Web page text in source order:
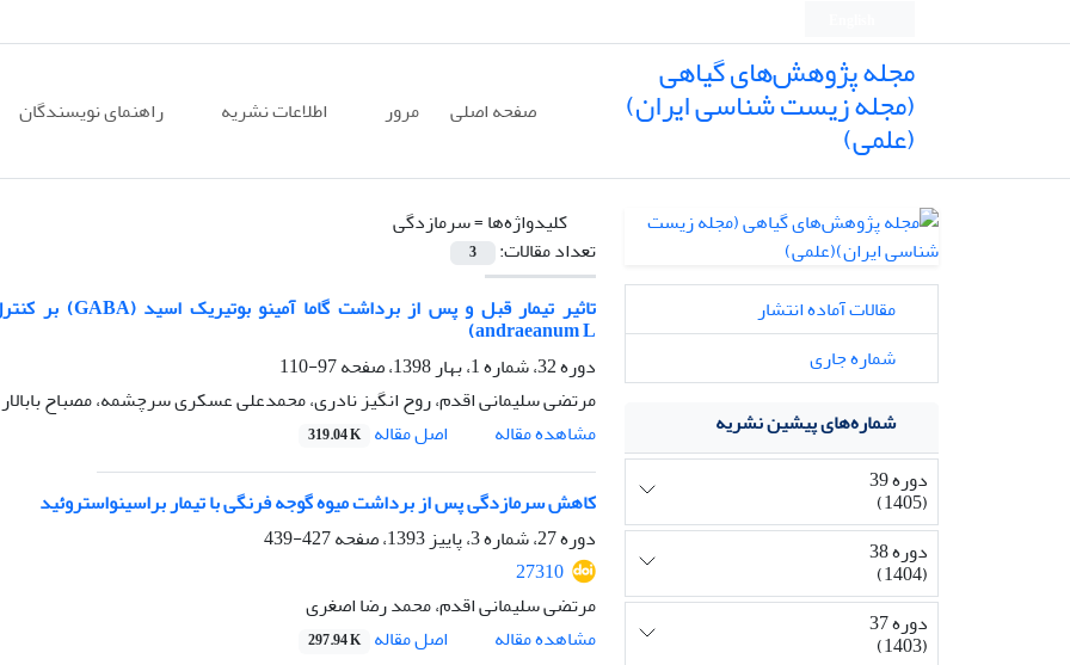
مجله پژوهش‌های گیاهی
(مجله زیست شناسی ایران)
(علمی) صفحه اصلی مرور اطلاعات نشریه راهنمای نویسندگان
کلیدواژه‌ها =سرمازدگی
تعداد مقالات:
3
andraeanum L)
دوره 32، شماره 1، بهار 1398، صفحه
97-110
مرتضی سلیمانی اقدم، روح انگیز نادری، محمدعلی عسکری سرچشمه، مصباح بابالار
مشاهده مقاله
اصل مقاله 319.04 K
کاهش سرمازدگی پس از برداشت میوه گوجه فرنگی با تیمار براسینواستروئید
دوره 27، شماره 3، پاییز 1393، صفحه
427-439
27310
مرتضی سلیمانی اقدم، محمد رضا اصغری
مشاهده مقاله
اصل مقاله 297.94 K
مقالات آماده انتشار
شماره جاری
شماره‌های پیشین نشریه
دوره 39
(1405)
دوره 38
(1404)
دوره 37
(1403)